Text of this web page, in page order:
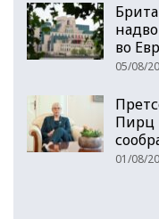
во
05/08/
Пирц
01/08/